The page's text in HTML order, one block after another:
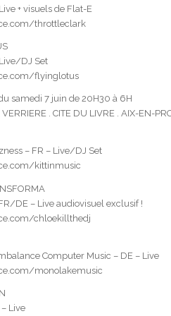
+ visuels de Flat-E
throttleclark
DJ Set
flyinglotus
samedi 7 juin de 20H30 à 6H
. CITE DU LIVRE . AIX-EN-
– FR – Live/DJ Set
kittinmusic
DE – Live audiovisuel exclusif !
chloekillthedj
Computer Music – DE – Live
monolakemusic
Live